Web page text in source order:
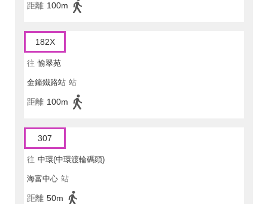
距離 100m
182X
往 愉翠苑
金鐘鐵路站 站
距離 100m
307
往 中環(中環渡輪碼頭)
海富中心 站
距離 50m